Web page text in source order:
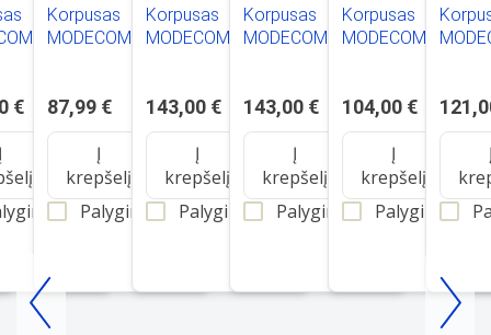
AT-
€
Korpusas
MODECOM AT-
87,99 €
Į
krepšelį
Palyginti
Korpusas
MODECOM AT-
143,00 €
Į
krepšelį
Palyginti
Korpusas
MODECOM AT-
143,00 €
Į
krepšelį
Palyginti
Korpusas
MODECOM AT-
0002
104,00 €
Į
krepšelį
Palyginti
0002
Item